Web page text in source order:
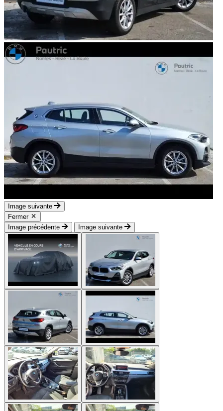
Image suivante
Fermer
Image précédente
Image suivante